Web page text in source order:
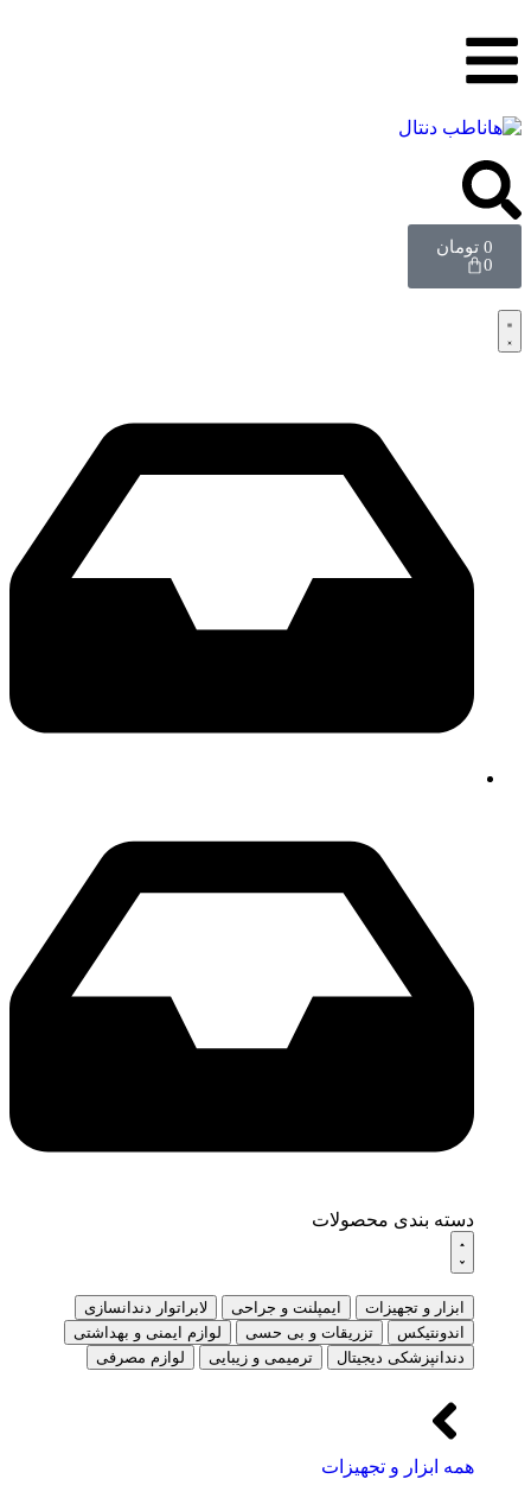
0 تومان
0
دسته بندی محصولات
ابزار و تجهیزات ایمپلنت و جراحی
لابراتوار دندانسازی
اندونتیکس
تزریقات و بی حسی
لوازم ایمنی و بهداشتی
دندانپزشکی دیجیتال
ترمیمی و زیبایی لوازم مصرفی
همه ابزار و تجهیزات